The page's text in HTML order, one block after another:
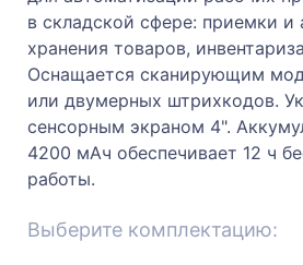
в складской сфере: приемки и
хранения товаров,
Оснащается сканирующим
или двумерных штрихкодов.
сенсорным экраном 4".
4200 мАч обеспечивает 12 ч
работы.
Выберите комплектацию: